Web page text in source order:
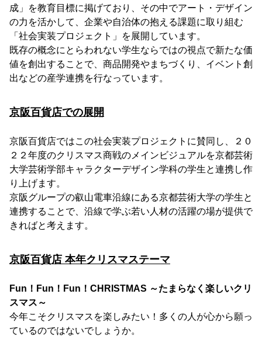
成」を教育目標に掲げており、その中でアート・デザイン
の力を活かして、企業や自治体の抱える課題に取り組む
「社会実装プロジェクト」を展開しています。
既存の概念にとらわれない学生ならではの視点で新たな価
値を創出することで、商品開発やまちづくり、イベント創
出などの産学連携を行なっています。
京阪百貨店での展開
京阪百貨店ではこの社会実装プロジェクトに賛同し、２０
２２年度のクリスマス商戦のメインビジュアルを京都芸術
大学芸術学部キャラクターデザイン学科の学生と連携し作
り上げます。
京阪グループの叡山電車沿線にある京都芸術大学の学生と
連携することで、沿線で学ぶ若い人材の活躍の場が提供で
きればと考えます。
京阪百貨店 本年クリスマステーマ
Fun！Fun！Fun！CHRISTMAS ～たまらなく楽しいクリ
スマス～
今年こそクリスマスを楽しみたい！多くの人が心から願っ
ているのではないでしょうか。